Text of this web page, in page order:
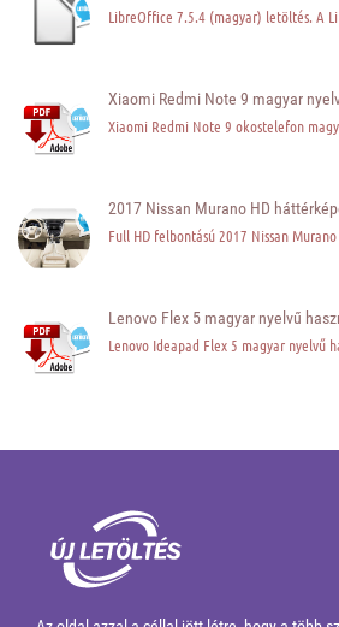
LibreOffice 7.5.4 (magyar) letöltés. A
Xiaomi Redmi Note 9 magyar
Xiaomi Redmi Note 9 okostelefon
2017 Nissan Murano HD
Full HD felbontású 2017 Nissan
Lenovo Flex 5 magyar nyelvű
Lenovo Ideapad Flex 5 magyar nyelvű